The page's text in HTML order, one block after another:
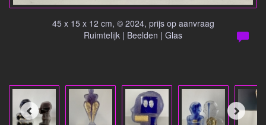
45 x 15 x 12 cm, © 2024, prijs op aanvraag
Ruimtelijk | Beelden | Glas